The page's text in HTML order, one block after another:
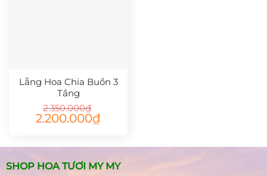
Lẵng Hoa Chia Buồn 3
Tầng
2.350.000₫
Giá
gốc
2.200.000₫Giá
2.200.000₫.
SHOP HOA TƯƠI MY MY